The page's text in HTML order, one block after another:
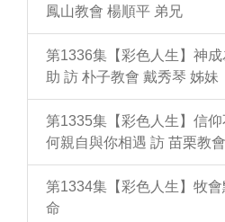
鳳山教會 楊順平 弟兄
第1336集【彩色人生】神
助 訪 朴子教會 戴秀琴 姊妹
第1335集【彩色人生】信
何親自與你相遇 訪 苗栗教
第1334集【彩色人生】牧
命